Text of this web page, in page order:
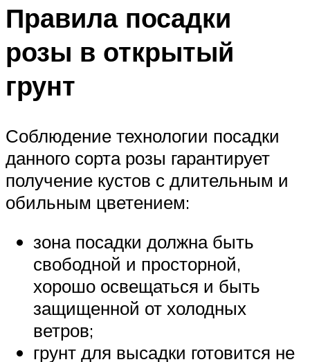
Правила посадки
розы в открытый
грунт
Соблюдение технологии посадки
данного сорта розы гарантирует
получение кустов с длительным и
обильным цветением:
зона посадки должна быть
свободной и просторной,
хорошо освещаться и быть
защищенной от холодных
ветров;
грунт для высадки готовится не